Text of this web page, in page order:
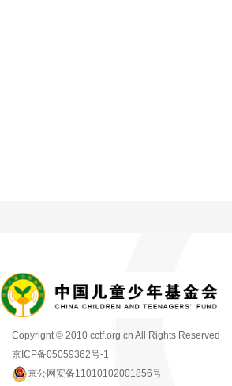
Copyright © 2010 cctf.org.cn All Rights Reserved
京ICP备05059362号-1
京公网安备11010102001856号